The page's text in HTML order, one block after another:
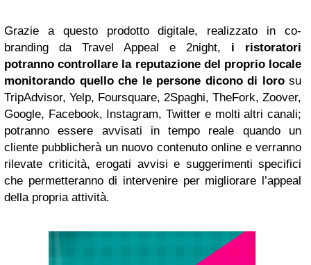
Grazie a questo prodotto digitale, realizzato in co-
branding da Travel Appeal e 2night, i ristoratori
potranno controllare la reputazione del proprio locale
monitorando quello che le persone dicono di lorosu
TripAdvisor, Yelp, Foursquare, 2Spaghi, TheFork, Zoover,
Google, Facebook, Instagram, Twitter e molti altri canali;
potranno essere avvisati in tempo reale quando un
cliente pubblicherà un nuovo contenuto online e verranno
rilevate criticità, erogati avvisi e suggerimenti specifici
che permetteranno di intervenire per migliorare l’appeal
della propria attività.